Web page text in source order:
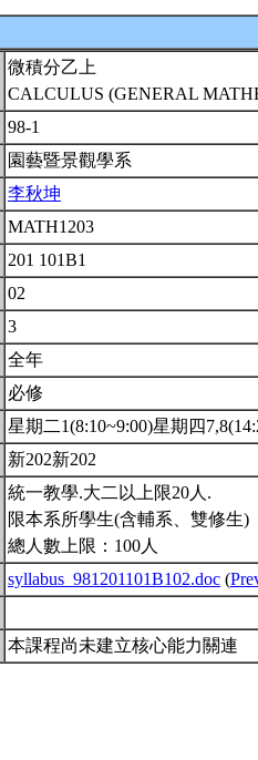
微積分乙上
CALCULUS (GENERAL
98-1
園藝暨景觀學系
李秋坤
MATH1203
201 101B1
02
3
全年
必修
星期二1(8:10~9:00)星期四
新202新202
統一教學.大二以上限20人.
限本系所學生(含輔系、雙修生)
總人數上限：100人
syllabus_981201101B102.doc (
本課程尚未建立核心能力關連